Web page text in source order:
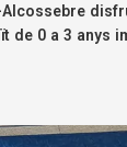
Alcossebre
de 0 a 3 anys